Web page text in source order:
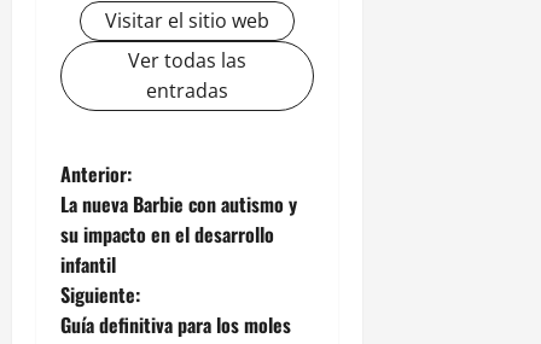
Visitar el sitio web
Ver todas las
entradas
N
a
v
Anterior:
La nueva Barbie con autismo y
su impacto en el desarrollo
infantil
Siguiente:
Guía definitiva para los moles